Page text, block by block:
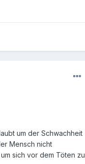
um der Schwachheit
Mensch nicht
sich vor dem Töten zu